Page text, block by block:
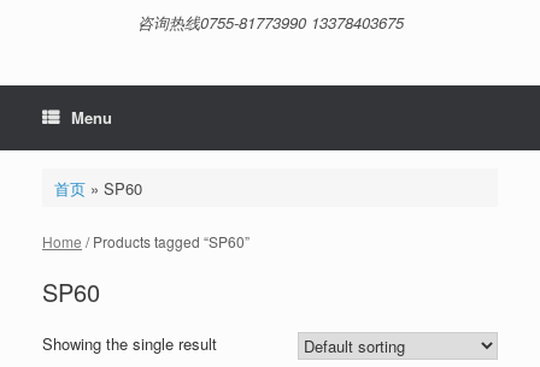
咨询热线0755-81773990 13378403675
Menu
首页» SP60
Home / Products tagged “SP60”
SP60
Showing the single result